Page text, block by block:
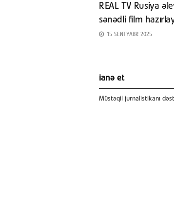
REAL TV Rusiya
sənədli film
15 SENTYABR 2025
ianə et
Müstəqil jurnalistikanı